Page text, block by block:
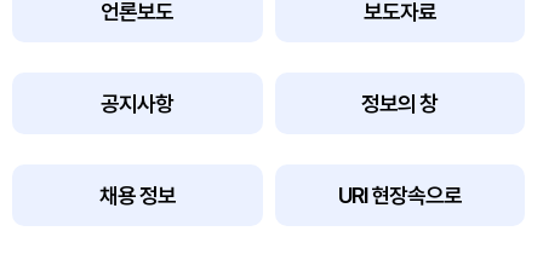
언론보도 보도자료
공지사항 정보의 창
채용 정보 URI 현장속으로